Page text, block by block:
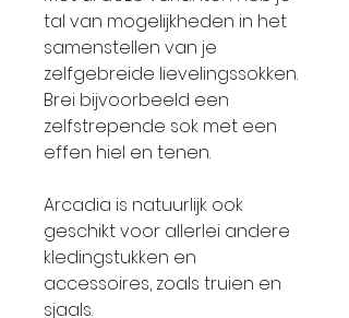
tal van mogelijkheden in het
samenstellen van je
zelfgebreide lievelingssokken.
Brei bijvoorbeeld een
zelfstrepende sok met een
effen hiel en tenen.
Arcadia is natuurlijk ook
geschikt voor allerlei andere
kledingstukken en
accessoires, zoals truien en
sjaals.